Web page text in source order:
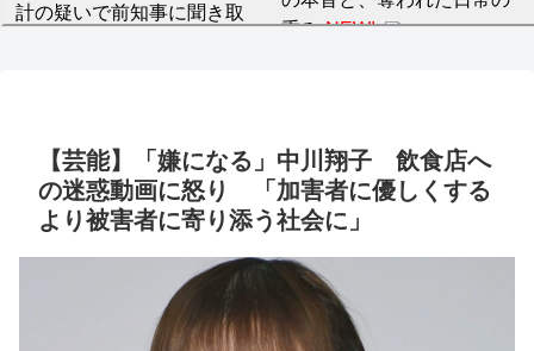
計の疑いで前知事に聞き取
生理何日目が一番辛いで
すか？ NEW!
クレバテスⅡ-魔獣の王と
偽りの勇者伝承- 第4話 感
想：敵を探すよりトアの書
を餌に誘き出す作戦！
重み NEW!
セ・リーグ出塁回数ラン
キング 直近3週間｜2026年
8/3まで
【地獄のような聴聞会】
Ｗ杯１次Ｌ敗退の韓国 議員
が「なぜ負けたのか？」ソ
【芸能】「嫌になる」中川翔子 飲食店へ
の迷惑動画に怒り 「加害者に優しくする
より被害者に寄り添う社会に」